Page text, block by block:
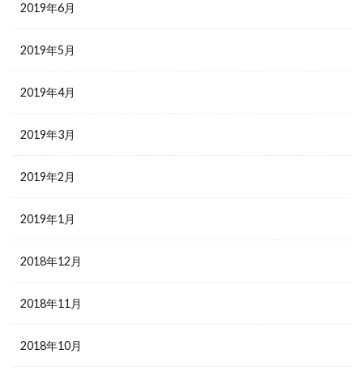
2019年6月
2019年5月
2019年4月
2019年3月
2019年2月
2019年1月
2018年12月
2018年11月
2018年10月